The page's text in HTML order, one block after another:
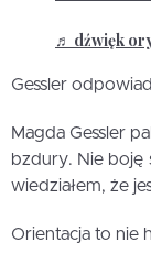
♬ dźwięk
Gessler
Magda Gessler
bzdury. Nie boję
wiedziałem, że
Orientacja to nie